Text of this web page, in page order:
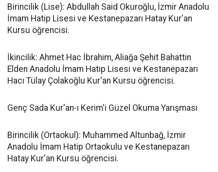
Birincilik (Lise): Abdullah Said Okuroğlu, İzmir Anadolu
İmam Hatip Lisesi ve Kestanepazarı Hatay Kur'an
Kursu öğrencisi.
İkincilik: Ahmet Hac İbrahim, Aliağa Şehit Bahattin
Elden Anadolu İmam Hatip Lisesi ve Kestanepazarı
Hacı Tülay Çolakoğlu Kur'an Kursu öğrencisi.
Genç Sada Kur'an-ı Kerim'i Güzel Okuma Yarışması
Birincilik (Ortaokul): Muhammed Altunbağ, İzmir
Anadolu İmam Hatip Ortaokulu ve Kestanepazarı
Hatay Kur'an Kursu öğrencisi.